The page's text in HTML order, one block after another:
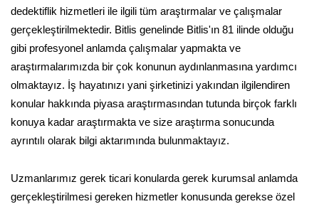
dedektiflik hizmetleri ile ilgili tüm araştırmalar ve çalışmalar
gerçekleştirilmektedir. Bitlis genelinde Bitlis'ın 81 ilinde olduğu
gibi profesyonel anlamda çalışmalar yapmakta ve
araştırmalarımızda bir çok konunun aydınlanmasına yardımcı
olmaktayız. İş hayatınızı yani şirketinizi yakından ilgilendiren
konular hakkında piyasa araştırmasından tutunda birçok farklı
konuya kadar araştırmakta ve size araştırma sonucunda
ayrıntılı olarak bilgi aktarımında bulunmaktayız.
Uzmanlarımız gerek ticari konularda gerek kurumsal anlamda
gerçekleştirilmesi gereken hizmetler konusunda gerekse özel